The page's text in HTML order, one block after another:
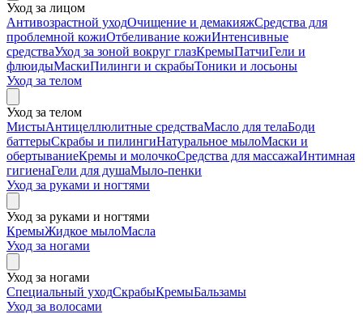
Уход за лицом
Антивозрастной уходОчищение и демакияжСредства для
проблемной кожиОтбеливание кожиИнтенсивные
средстваУход за зоной вокруг глазКремыПатчиГели и
флюидыМаскиПилинги и скрабыТоники и лосьоны
Уход за телом
Уход за телом
МистыАнтицеллюлитные средстваМасло для телаБоди
баттерыСкрабы и пилингиНатуральное мылоМаски и
обертываниеКремы и молочкоСредства для массажаИнтимная
гигиенаГели для душаМыло-пенки
Уход за руками и ногтями
Уход за руками и ногтями
КремыЖидкое мылоМасла
Уход за ногами
Уход за ногами
Специальный уходСкрабыКремыБальзамы
Уход за волосами